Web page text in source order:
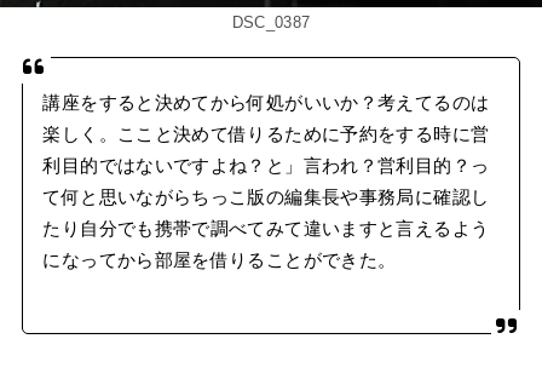
DSC_0387
講座をすると決めてから何処がいいか？考えてるのは
楽しく。ここと決めて借りるために予約をする時に営
利目的ではないですよね？と」言われ？営利目的？っ
て何と思いながらちっこ版の編集長や事務局に確認し
たり自分でも携帯で調べてみて違いますと言えるよう
になってから部屋を借りることができた。